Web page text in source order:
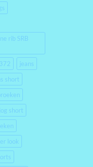
rib SRB
jeans
short
jog short
look